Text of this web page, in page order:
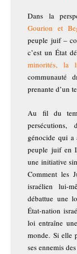
Dans la
Gourion et
peuple juif –
c’est un État
minorités, la
communauté
prenante d’un
Au fil du
persécutions,
génocide qui a
peuple juif en
une initiative
Comment les
israélien lui-
débattue une
État-nation
loi entraîne une
monde. Si elle
ses ennemis